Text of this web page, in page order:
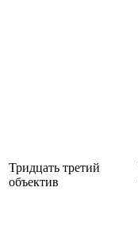
Тридцать третий
объектив